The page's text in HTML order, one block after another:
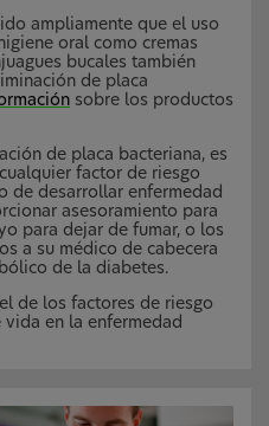
ampliamente que el uso
oral como cremas
bucales también
de placa
sobre los productos
de placa bacteriana, es
factor de riesgo
de desarrollar enfermedad
asesoramiento para
para dejar de fumar, o los
a su médico de cabecera
de la diabetes.
de los factores de riesgo
en la enfermedad